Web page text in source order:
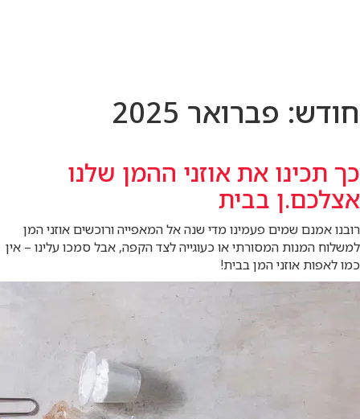
חודש: פברואר 2025
כך תכינו את אוזני ההמן שלנו
אצלכם.ן בבית
רובנו אמנם שמים פעמינו מדי שנה אל המאפייה ורוכשים אוזני המן
למשלוח המנות המסורתי או כעוגייה לצד הקפה, אבל סמכו עלינו – אין
כמו לאפות אוזני המן בבית!